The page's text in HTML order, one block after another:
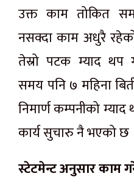
उक्त काम तोकित
नसक्दा काम अधुरै
तेस्रो पटक म्याद थप
समय पनि ७ महिना
निमार्ण कम्पनीको
कार्य सुचारु नै भएको छ
स्टेटमेन्ट अनुसार काम